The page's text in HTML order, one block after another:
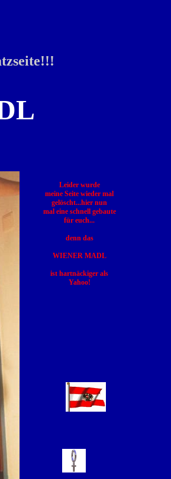
Leider wurde
meine Seite wieder mal
gelöscht...hier nun
mal eine schnell gebaute
für euch...
denn das
WIENER MADL
ist hartnäckiger als
Yahoo!